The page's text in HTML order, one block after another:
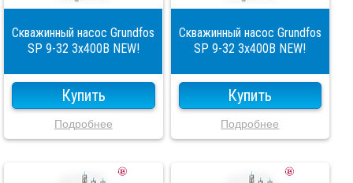
Скважинный насос Grundfos
SP 9-32 3x400В NEW!
Купить
Подробнее
Скважинный насос Grundfos
SP 9-32 3x400В NEW!
Купить
Подробнее